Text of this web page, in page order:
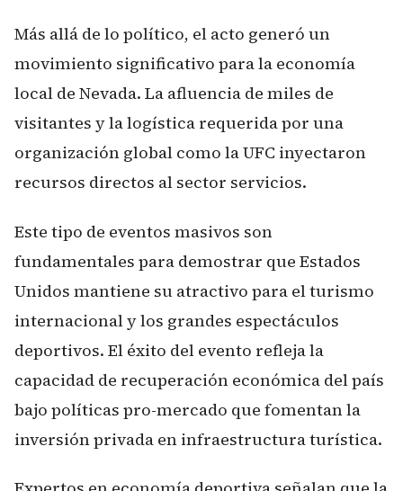
Más allá de lo político, el acto generó un
movimiento significativo para la economía
local de Nevada. La afluencia de miles de
visitantes y la logística requerida por una
organización global como la UFC inyectaron
recursos directos al sector servicios.
Este tipo de eventos masivos son
fundamentales para demostrar que Estados
Unidos mantiene su atractivo para el turismo
internacional y los grandes espectáculos
deportivos. El éxito del evento refleja la
capacidad de recuperación económica del país
bajo políticas pro-mercado que fomentan la
inversión privada en infraestructura turística.